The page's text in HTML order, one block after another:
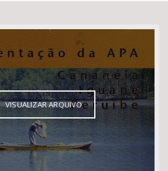
BUSCAR
VISUALIZAR ARQUIVO